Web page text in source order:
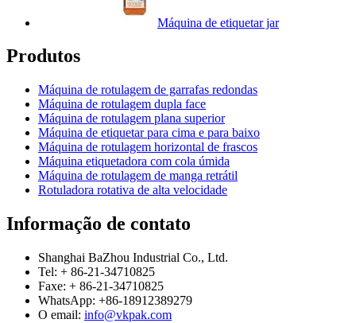
Máquina de etiquetar jar
Produtos
Máquina de rotulagem de garrafas redondas
Máquina de rotulagem dupla face
Máquina de rotulagem plana superior
Máquina de etiquetar para cima e para baixo
Máquina de rotulagem horizontal de frascos
Máquina etiquetadora com cola úmida
Máquina de rotulagem de manga retrátil
Rotuladora rotativa de alta velocidade
Informação de contato
Shanghai BaZhou Industrial Co., Ltd.
Tel: + 86-21-34710825
Faxe: + 86-21-34710825
WhatsApp: +86-18912389279
O email: info@vkpak.com